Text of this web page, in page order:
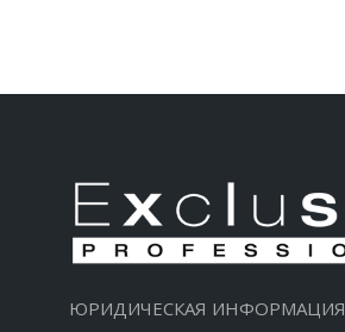
ЮРИДИЧЕСКАЯ ИНФОРМАЦИЯ